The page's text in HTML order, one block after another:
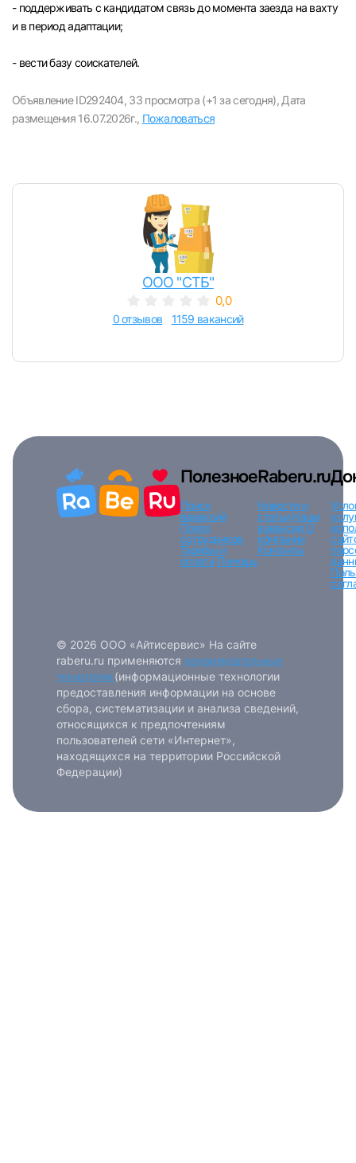
Вход в личный кабинет
Войдите в личный кабинет, чтобы
вакансии с контактами и оставлять отклики
E-mail или Телефон
или любым удобным способом
Войти с VK ID
Вход по коду Забыли
- поддерживать с кандидатом связь до момента заезда на вахту
и в период адаптации;
- вести базу соискателей.
Объявление ID292404, 33 просмотра (+1 за сегодня), Дата
размещения 16.07.2026г., Пожаловаться
ООО "СТБ"
0,0
0 отзывов 1159 вакансий
Полезное
Поиск
вакансий
Поиск
сотрудников
Тарифы и
оплата Помощь
Raberu.ru
Новости и
статьи Наши
вакансииО
компании
Контакты
© 2026 ООО «Айтисервис» На сайте
raberu.ru применяются рекомендательные
технологии (информационные технологии
предоставления информации на основе
сбора, систематизации и анализа сведений,
относящихся к предпочтениям
пользователей сети «Интернет»,
находящихся на территории Российской
Федерации)